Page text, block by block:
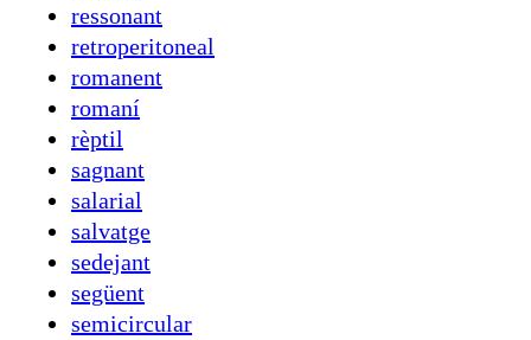
ressonant
retroperitoneal
romanent
romaní
rèptil
sagnant
salarial
salvatge
sedejant
següent
semicircular